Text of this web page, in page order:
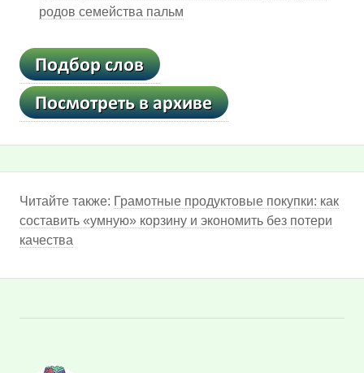
родов семейства пальм
Читайте также: Грамотные продуктовые покупки: как
составить «умную» корзину и экономить без потери
качества